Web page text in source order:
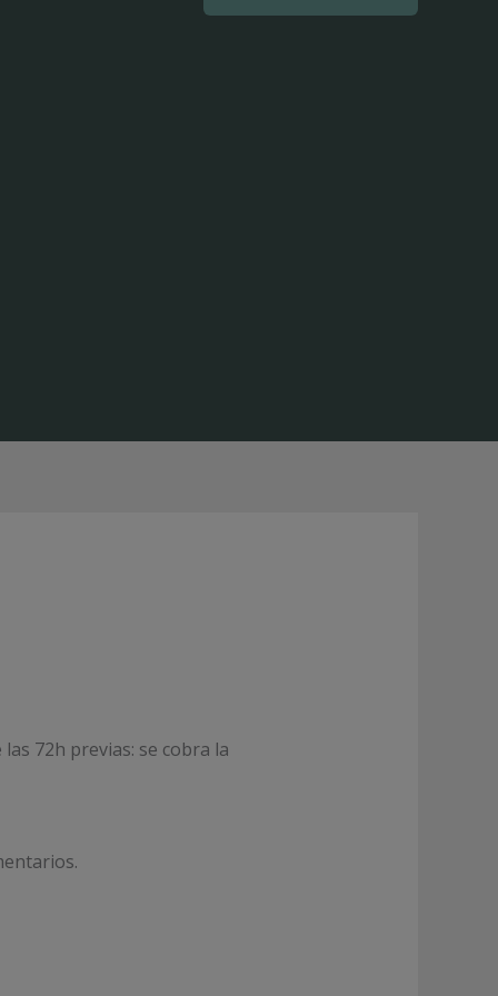
72h previas: se cobra la